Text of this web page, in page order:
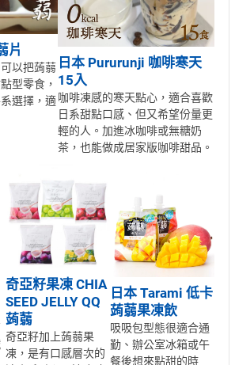
片
以把蒟蒻
型零食，
選擇，適
日本 Pururunji 咖啡寒天
15入
咖啡凍感的寒天點心，適合喜歡
日系甜點口感、但又希望份量更
輕的人。加進冰咖啡或無糖奶
茶，也能做成居家版咖啡甜品。
奇亞籽果凍 CHIA
SEED JELLY QQ
蒟蒻
奇亞籽加上蒟蒻果
凍，是有口感層次的
日本 Tarami 低卡
蒟蒻果凍飲
吸吸包型態很適合通
勤、辦公室冰箱或午
餐後想來點甜的時